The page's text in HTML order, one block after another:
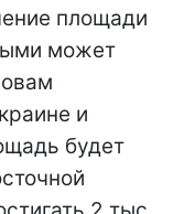
площади
может
и
будет